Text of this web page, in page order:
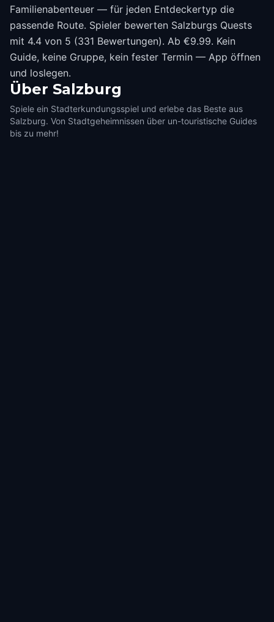
Familienabenteuer — für jeden Entdeckertyp die
passende Route. Spieler bewerten Salzburgs Quests
mit 4.4 von 5 (331 Bewertungen). Ab €9.99. Kein
Guide, keine Gruppe, kein fester Termin — App öffnen
und loslegen.
Über Salzburg
Spiele ein Stadterkundungsspiel und erlebe das Beste aus
Salzburg. Von Stadtgeheimnissen über un-touristische Guides
bis zu mehr!